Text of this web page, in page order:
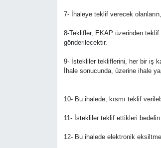
7- İhaleye teklif verecek
8-Teklifler, EKAP üzerinden
gönderilecektir.
9- İstekliler tekliflerini, her bir iş
İhale sonucunda, üzerine ihale
10- Bu ihalede, kısmı teklif
11- İstekliler teklif ettikleri
12- Bu ihalede elektronik